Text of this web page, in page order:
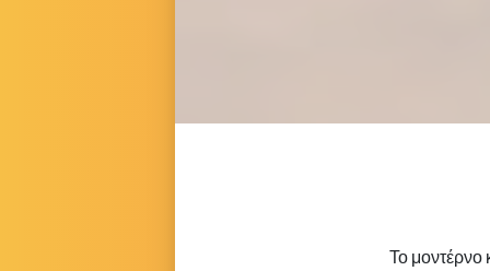
Το μοντέρνο